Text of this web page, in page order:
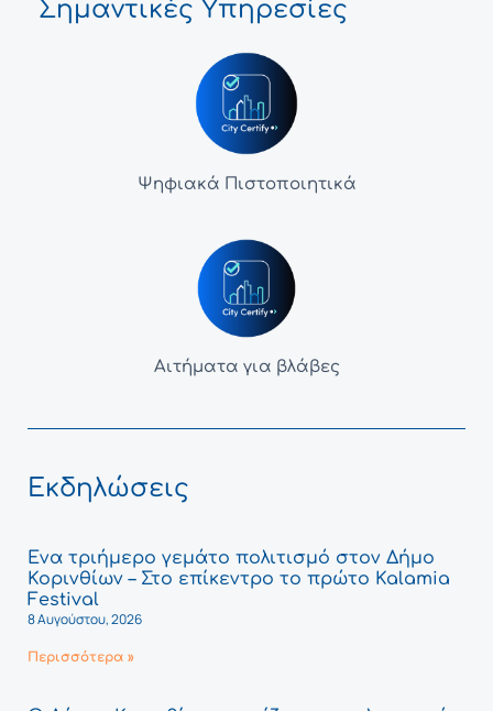
Σημαντικές Υπηρεσίες
Ψηφιακά Πιστοποιητικά
Αιτήματα για βλάβες
Εκδηλώσεις
Ένα τριήμερο γεμάτο πολιτισμό στον Δήμο
Κορινθίων – Στο επίκεντρο το πρώτο Kalamia
Festival
8 Αυγούστου, 2026
Περισσότερα »